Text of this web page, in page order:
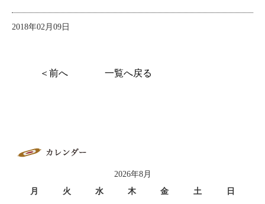
2018年02月09日
＜前へ 一覧へ戻る
2026年8月
月
火 水 木 金 土
日